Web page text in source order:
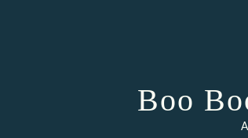
Boo